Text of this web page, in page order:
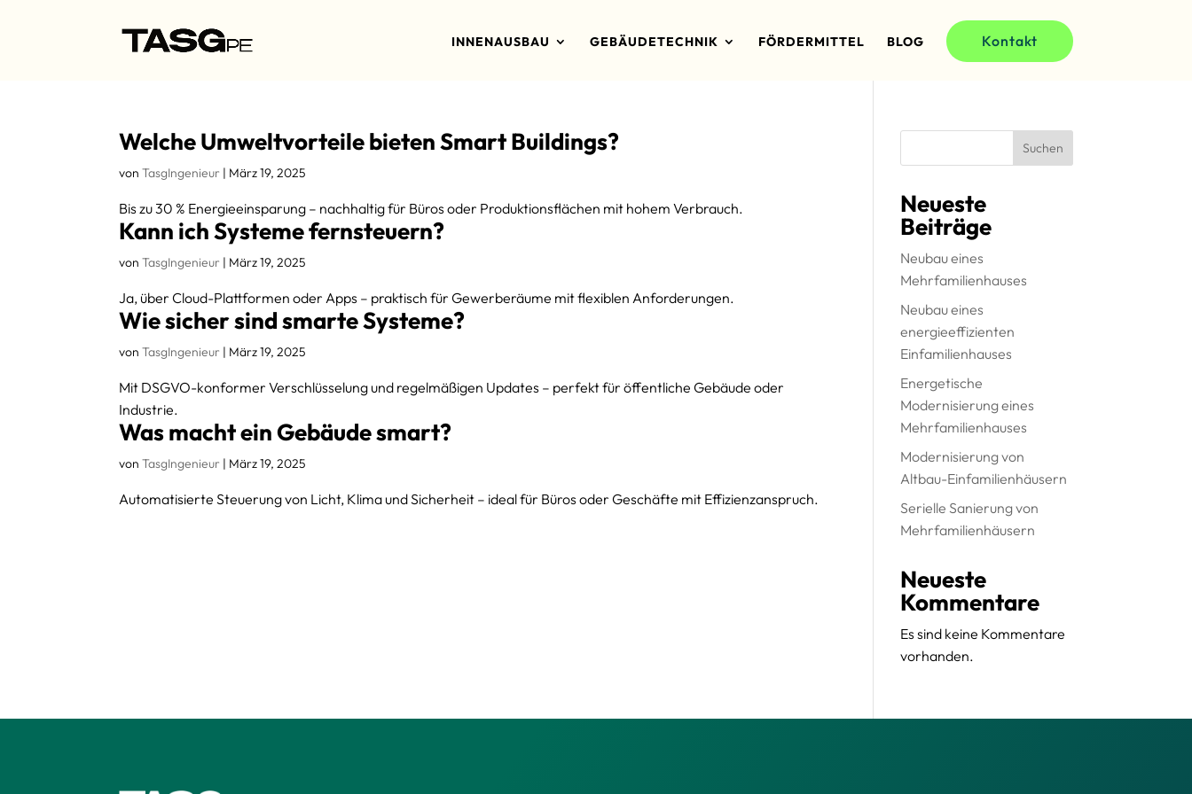
INNENAUSBAU GEBÄUDETECHNIK FÖRDERMITTEL BLOG Kontakt
Welche Umweltvorteile bieten Smart Buildings?
vonTasgIngenieur | März 19, 2025
Bis zu 30 % Energieeinsparung – nachhaltig für Büros oder Produktionsflächen mit hohem Verbrauch.
Kann ich Systeme fernsteuern?
vonTasgIngenieur | März 19, 2025
Ja, über Cloud-Plattformen oder Apps – praktisch für Gewerberäume mit flexiblen Anforderungen.
Wie sicher sind smarte Systeme?
vonTasgIngenieur | März 19, 2025
Mit DSGVO-konformer Verschlüsselung und regelmäßigen Updates – perfekt für öffentliche Gebäude oder
Industrie.
Was macht ein Gebäude smart?
vonTasgIngenieur | März 19, 2025
Automatisierte Steuerung von Licht, Klima und Sicherheit – ideal für Büros oder Geschäfte mit Effizienzanspruch.
Suchen
Neueste
Beiträge
Neubau eines
Mehrfamilienhauses
Neubau eines
energieeffizienten
Einfamilienhauses
Energetische
Modernisierung eines
Mehrfamilienhauses
Modernisierung von
Altbau-Einfamilienhäusern
Serielle Sanierung von
Mehrfamilienhäusern
Neueste
Kommentare
Es sind keine Kommentare
vorhanden.